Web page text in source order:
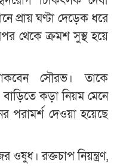
প্রায় ঘণ্টা দেড়েক ধরে
থেকে ক্রমশ সুস্থ হয়ে
সৌরভ। তাকে
বাড়িতে কড়া নিয়ম মেনে
পরামর্শ দেওয়া হয়েছে
রক্তচাপ নিয়ন্ত্রণ,